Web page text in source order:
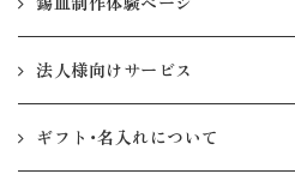
法人様向けサービス
ギフト・名入れについて